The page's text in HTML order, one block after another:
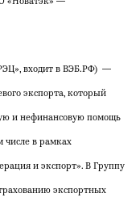
«Новатэк» —
входит в ВЭБ.РФ) —
экспорта, который
и нефинансовую помощь
числе в рамках
и экспорт». В Группу
экспортных